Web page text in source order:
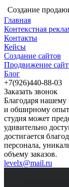
Создание
Главная
Контекстная
Контакты
Кейсы
Создание сайтов
Продвижение
Блог
+7(926)440-88-03
Заказать звонок
Благодаря
и обширному
студия может
удивительно
достигается
персонала,
объему заказов.
levelx@mail.ru